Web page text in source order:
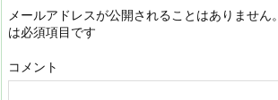
メールアドレスが公開されることはありません。
は必須項目です
コメント